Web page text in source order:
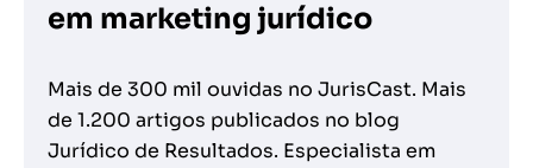
em marketing jurídico
Mais de 300 mil ouvidas no JurisCast. Mais
de 1.200 artigos publicados no blog
Jurídico de Resultados. Especialista em